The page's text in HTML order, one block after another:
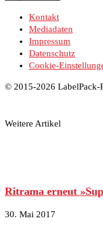
Kontakt
Mediadaten
Impressum
Datenschutz
Cookie-
© 2015-2026 LabelPack-
Weitere Artikel
Ritrama erneut
30. Mai 2017